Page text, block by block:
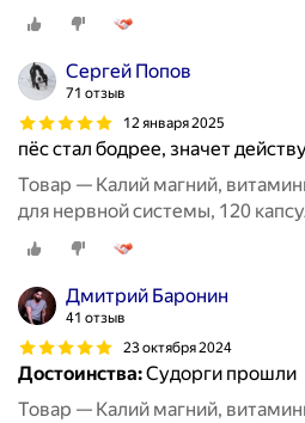
Сергей Попов
71 отзыв
12 января 2025
пёс стал бодрее, значет
Товар — Калий магний,
для нервной системы, 120
Дмитрий Баронин
41 отзыв
23 октября 2024
Достоинства:Судорги прошли
Товар — Калий магний,